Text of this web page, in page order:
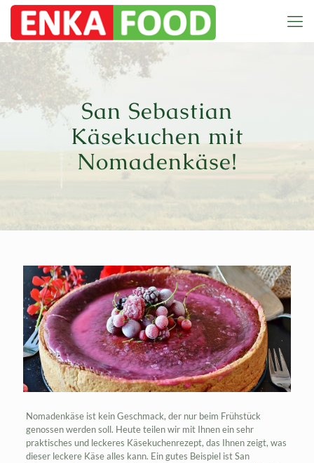
San Sebastian
Käsekuchen mit
Nomadenkäse!
Nomadenkäse ist kein Geschmack, der nur beim Frühstück
genossen werden soll. Heute teilen wir mit Ihnen ein sehr
praktisches und leckeres Käsekuchenrezept, das Ihnen zeigt, was
dieser leckere Käse alles kann. Ein gutes Beispiel ist San